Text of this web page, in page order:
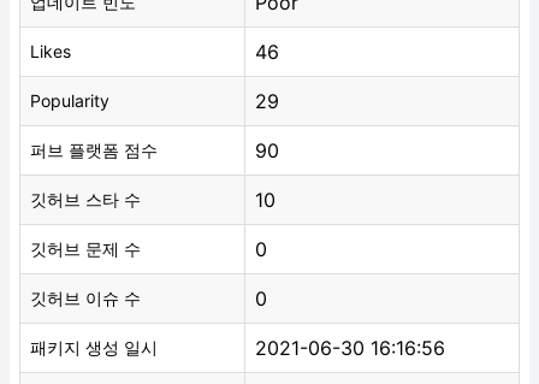
Likes 46
Popularity 29
퍼브 플랫폼 점수 90
깃허브 스타 수 10
깃허브 문제 수 0
깃허브 이슈 수 0
패키지 생성 일시 2021-06-30 16:16:56